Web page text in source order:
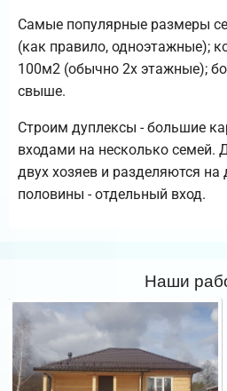
Самые популярные размеры
(как правило, одноэтажные);
100м2 (обычно 2х этажные);
свыше.
Строим дуплексы - большие
входами на несколько семей.
двух хозяев и разделяются
половины - отдельный вход.
Наши